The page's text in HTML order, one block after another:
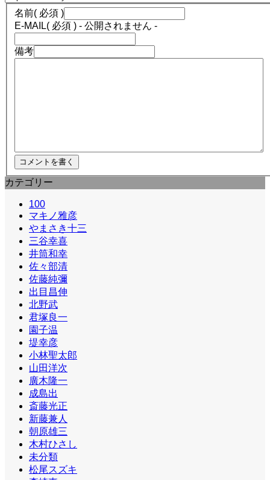
名前( 必須 )
E-MAIL( 必須 ) - 公開されません -
備考
カテゴリー
100
マキノ雅彦
やまさき十三
三谷幸喜
井筒和幸
佐々部清
佐藤純彌
出目昌伸
北野武
君塚良一
園子温
堤幸彦
小林聖太郎
山田洋次
廣木隆一
成島出
斎藤光正
新藤兼人
朝原雄三
木村ひさし
未分類
松尾スズキ